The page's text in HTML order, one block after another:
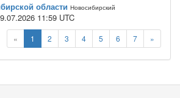
области Новосибирский
11:59 UTC
« 1 2 3 4 5 6 7 »